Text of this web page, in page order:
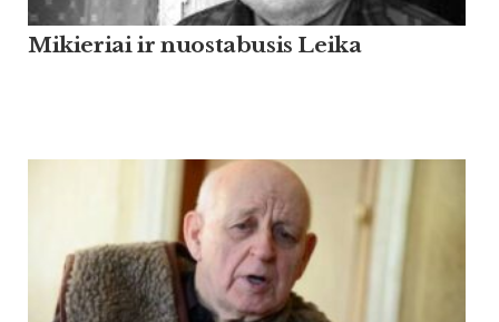
Mikieriai ir nuostabusis Leika